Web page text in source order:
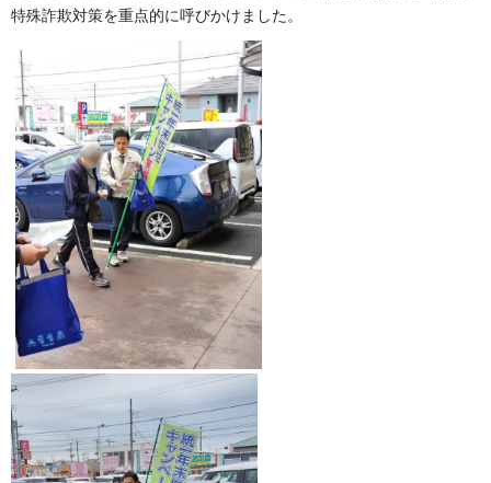
特殊詐欺対策を重点的に呼びかけました。